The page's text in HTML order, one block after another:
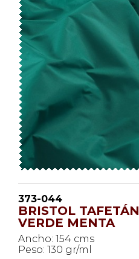
373-044
BRISTOL
VERDE MENTA
Ancho: 154 cms
Peso: 130 gr/ml